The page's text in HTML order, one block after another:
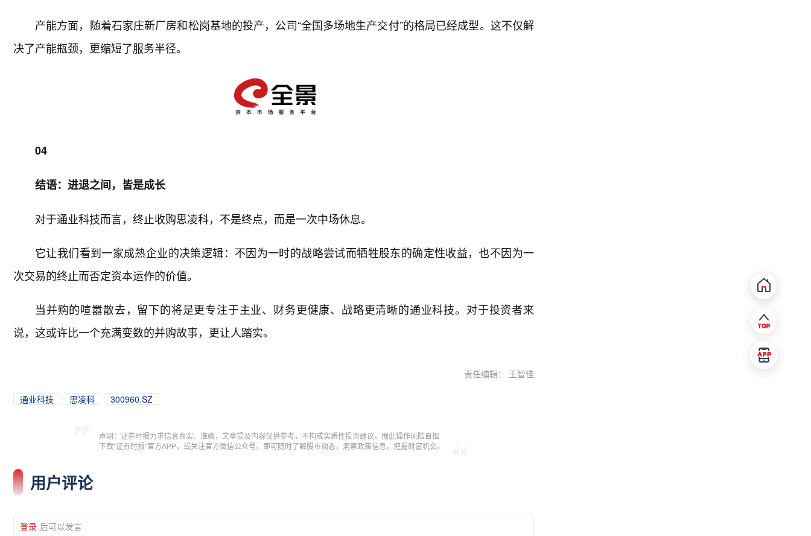
产能方面，随着石家庄新厂房和松岗基地的投产，公司“全国多场地生产交付”的格局已经成型。这不仅解
决了产能瓶颈，更缩短了服务半径。
04
结语：进退之间，皆是成长
对于通业科技而言，终止收购思凌科，不是终点，而是一次中场休息。
它让我们看到一家成熟企业的决策逻辑：不因为一时的战略尝试而牺牲股东的确定性收益，也不因为一
次交易的终止而否定资本运作的价值。
当并购的喧嚣散去，留下的将是更专注于主业、财务更健康、战略更清晰的通业科技。对于投资者来
说，这或许比一个充满变数的并购故事，更让人踏实。
责任编辑： 王智佳
通业科技 思凌科 300960.SZ
声明：证券时报力求信息真实、准确，文章提及内容仅供参考，不构成实质性投资建议，据此操作风险自担
下载"证券时报"官方APP，或关注官方微信公众号，即可随时了解股市动态，洞察政策信息，把握财富机会。
用户评论
登录 后可以发言